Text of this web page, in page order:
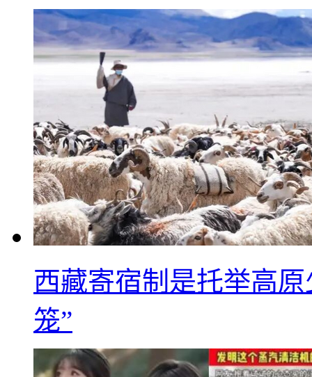
西藏寄宿制是托举高
笼”